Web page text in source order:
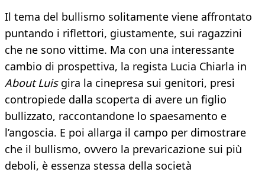
Il tema del bullismo solitamente viene affrontato
puntando i riflettori, giustamente, sui ragazzini
che ne sono vittime. Ma con una interessante
cambio di prospettiva, la regista Lucia Chiarla in
About Luisgira la cinepresa sui genitori, presi
contropiede dalla scoperta di avere un figlio
bullizzato, raccontandone lo spaesamento e
l’angoscia. E poi allarga il campo per dimostrare
che il bullismo, ovvero la prevaricazione sui più
deboli, è essenza stessa della società